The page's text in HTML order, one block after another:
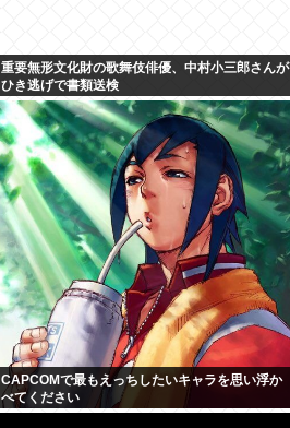
重要無形文化財の歌舞伎俳優、中村小三郎さんが
ひき逃げで書類送検
CAPCOMで最もえっちしたいキャラを思い浮か
べてください